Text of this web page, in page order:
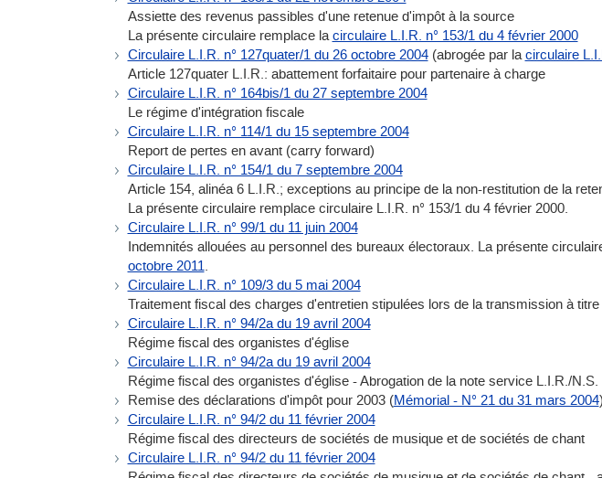
Assiette des revenus passibles d'une retenue d'impôt à la source
La présente circulaire remplace lacirculaire L.I.R. n° 153/1 du 4 février 2000
Circulaire L.I.R. n° 127quater/1 du 26 octobre 2004(abrogée par lacirculaire
Article 127quater L.I.R.: abattement forfaitaire pour partenaire à charge
Circulaire L.I.R. n° 164bis/1 du 27 septembre 2004
Le régime d'intégration fiscale
Circulaire L.I.R. n° 114/1 du 15 septembre 2004
Report de pertes en avant (carry forward)
Circulaire L.I.R. n° 154/1 du 7 septembre 2004
Article 154, alinéa 6 L.I.R.; exceptions au principe de la non-restitution de la
La présente circulaire remplace circulaire L.I.R. n° 153/1 du 4 février 2000.
Circulaire L.I.R. n° 99/1 du 11 juin 2004
Indemnités allouées au personnel des bureaux électoraux. La présente
octobre 2011.
Circulaire L.I.R. n° 109/3 du 5 mai 2004
Traitement fiscal des charges d'entretien stipulées lors de la transmission à
Circulaire L.I.R. n° 94/2a du 19 avril 2004
Régime fiscal des organistes d'église
Circulaire L.I.R. n° 94/2a du 19 avril 2004
Régime fiscal des organistes d'église - Abrogation de la note service L.I.R./
Remise des déclarations d'impôt pour 2003 (Mémorial - N° 21 du 31 mars 2004)
Circulaire L.I.R. n° 94/2 du 11 février 2004
Régime fiscal des directeurs de sociétés de musique et de sociétés de chant
Circulaire L.I.R. n° 94/2 du 11 février 2004